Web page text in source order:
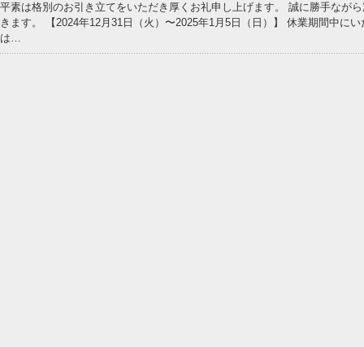
平素は格別のお引き立てをいただき厚くお礼申し上げます。 誠に勝手なが
きます。 【2024年12月31日（火）〜2025年1月5日（日）】 休業期間中に
は…